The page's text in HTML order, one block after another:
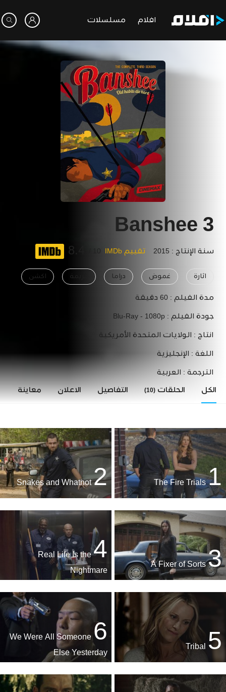
افلام مسلسلات
Banshee 3
سنة الإنتاج : 2015 تقييم IMDb 8.4
اثارة غموض دراما جريمة اكشن
مدة الفيلم : 60 دقيقة
جودة الفيلم : Blu-Ray - 1080p
انتاج : الولايات المتحدة الأمريكية
اللغة : الإنجليزية
الترجمة : العربية
الكل الحلقات (10) التفاصيل الاعلان معاينة
1
The Fire Trials
2
Snakes and Whatnot
3
A Fixer of Sorts
4
Real Life Is the
Nightmare
5
6
We Were All Someone
Else Yesterday